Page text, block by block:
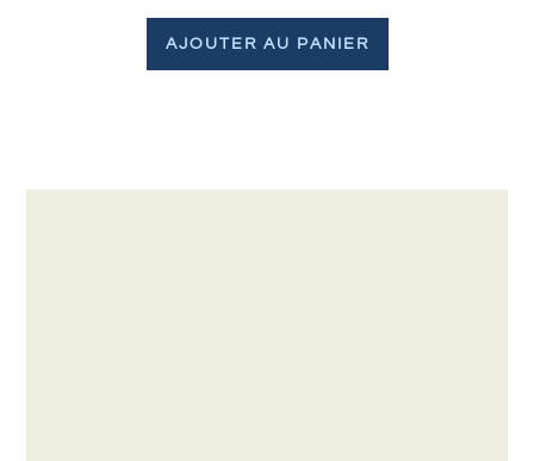
AJOUTER AU PANIER